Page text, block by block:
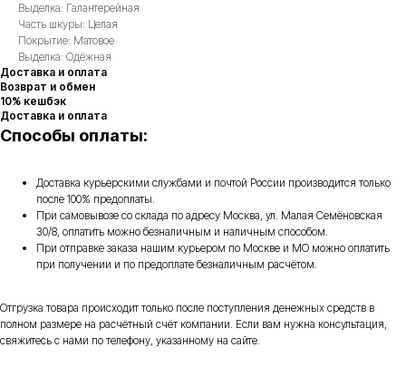
Выделка: Галантерейная
Часть шкуры: Целая
Покрытие: Матовое
Выделка: Одёжная
Доставка и оплата
Возврат и обмен
10% кешбэк
Доставка и оплата
Способы оплаты:
Доставка курьерскими службами и почтой России производится только
после 100% предоплаты.
При самовывозе со склада по адресу Москва, ул. Малая Семёновская
30/8, оплатить можно безналичным и наличным способом.
При отправке заказа нашим курьером по Москве и МО можно оплатить
при получении и по предоплате безналичным расчётом.
Отгрузка товара происходит только после поступления денежных средств в
полном размере на расчётный счёт компании. Если вам нужна консультация,
свяжитесь с нами по телефону, указанному на сайте.